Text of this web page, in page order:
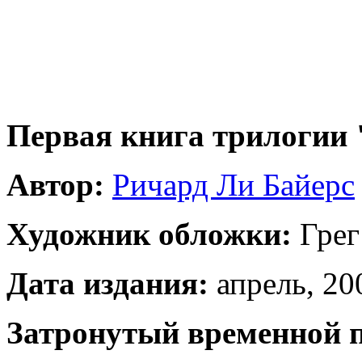
Первая книга
Автор: Ричард Ли Байерс
Художник обложки:
Дата издания: апрель,
Затронутый временной